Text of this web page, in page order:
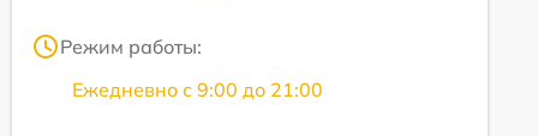
Режим работы:
Ежедневно с 9:00 до 21:00